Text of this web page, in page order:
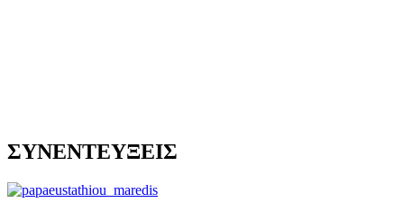
ΣΥΝΕΝΤΕΥΞΕΙΣ